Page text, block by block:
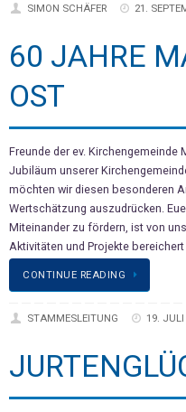
SIMON SCHÄFER 21.
60 JAHRE
OST
Freunde der ev. Kirchengemeinde
Jubiläum unserer
möchten wir diesen besonderen
Wertschätzung auszudrücken.
Miteinander zu fördern, ist von
Aktivitäten und Projekte bereichert
CONTINUE READING
STAMMESLEITUNG 19.